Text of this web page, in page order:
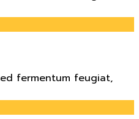
fermentum feugiat,